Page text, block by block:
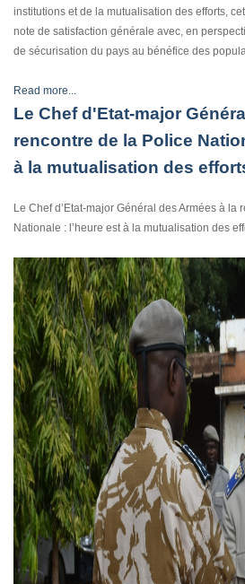
institutions et de la mutualisation des efforts,
note de satisfaction générale avec, en
de sécurisation du pays au bénéfice des
Read more...
Le Chef d'Etat-major
rencontre de la Police
à la mutualisation des
Le Chef d’Etat-major Général des Armées à la
Nationale : l’heure est à la mutualisation des